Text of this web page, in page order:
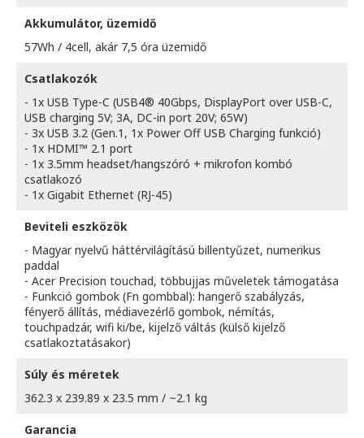
Akkumulátor, üzemidő
57Wh / 4cell, akár 7,5 óra üzemidő
Csatlakozók
- 1x USB Type-C (USB4® 40Gbps, DisplayPort over USB-C,
USB charging 5V; 3A, DC-in port 20V; 65W)
- 3x USB 3.2 (Gen.1, 1x Power Off USB Charging funkció)
- 1x HDMI™ 2.1 port
- 1x 3.5mm headset/hangszóró + mikrofon kombó
csatlakozó
- 1x Gigabit Ethernet (RJ-45)
Beviteli eszközök
- Magyar nyelvű háttérvilágítású billentyűzet, numerikus
paddal
- Acer Precision touchad, többujjas műveletek támogatása
- Funkció gombok (Fn gombbal): hangerő szabályzás,
fényerő állítás, médiavezérlő gombok, némítás,
touchpadzár, wifi ki/be, kijelző váltás (külső kijelző
csatlakoztatásakor)
Súly és méretek
362.3 x 239.89 x 23.5 mm / ~2.1 kg
Garancia